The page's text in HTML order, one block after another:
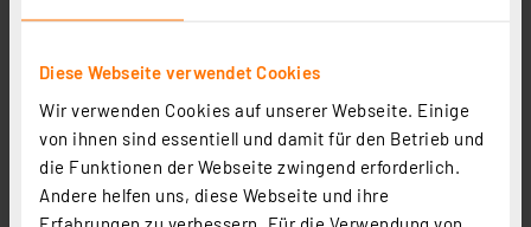
Diese Webseite verwendet Cookies
Wir verwenden Cookies auf unserer Webseite. Einige
von ihnen sind essentiell und damit für den Betrieb und
die Funktionen der Webseite zwingend erforderlich.
Andere helfen uns, diese Webseite und ihre
Erfahrungen zu verbessern. Für die Verwendung von